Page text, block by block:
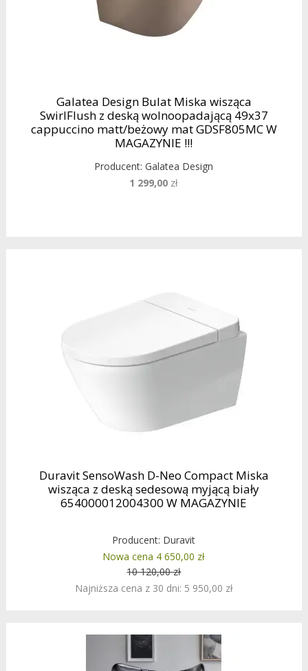
Galatea Design Bulat Miska wisząca
SwirlFlush z deską wolnoopadającą 49x37
cappuccino matt/beżowy mat GDSF805MC W
MAGAZYNIE !!!
Producent:Galatea Design
1 299,00 zł
Duravit SensoWash D-Neo Compact Miska
wisząca z deską sedesową myjącą biały
654000012004300 W MAGAZYNIE
Producent: Duravit
Nowa cena 4 650,00 zł
10 120,00 zł
Najniższa cena z 30 dni: 5 950,00 zł